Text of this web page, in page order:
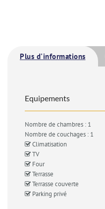
Plus d'informations
Equipements
Nombre de chambres : 1
Nombre de couchages : 1
Climatisation
TV
Four
Terrasse
Terrasse couverte
Parking privé